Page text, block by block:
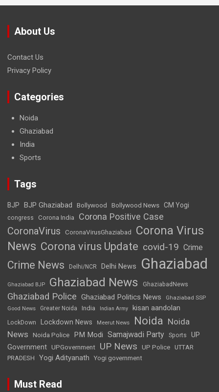
About Us
Contact Us
Privacy Policy
Categories
Noida
Ghaziabad
India
Sports
Tags
BJP BJP Ghaziabad Bollywood Bollywood News CM Yogi
congress Corona India Corona Positive Case
CoronaVirus CoronaVirusGhaziabad
Corona Virus
News Corona virus Update covid-19 Crime
Crime News Delhi/NCR Delhi News Ghaziabad
Ghaziabad BJP Ghaziabad News GhaziabadNews
Ghaziabad Police Ghaziabad Politics News Ghaziabad SSP
Good News Greater Noida India Indian Army kisan aandolan
LockDown Lockdown News Meerut News Noida Noida
News
Noida Police PM Modi Samajwadi Party Sports
UP
Government UPGovernment UP News UP Police
UTTAR
PRADESH
Yogi Adityanath Yogi government
Must Read